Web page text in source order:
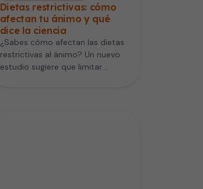
Dietas restrictivas: cómo
afectan tu ánimo y qué
dice la ciencia
¿Sabes cómo afectan las dietas
restrictivas al ánimo? Un nuevo
estudio sugiere que limitar